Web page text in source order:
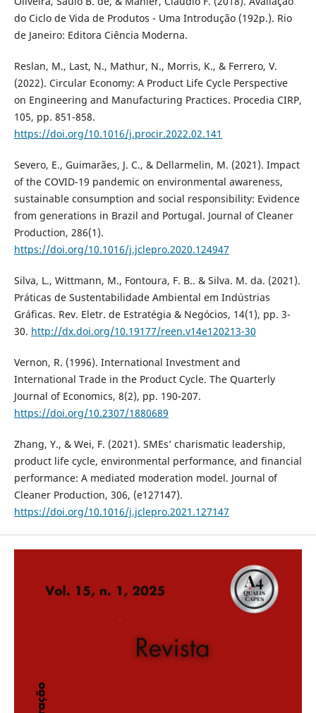
do Ciclo de Vida de Produtos - Uma Introdução (192p.). Rio
de Janeiro: Editora Ciência Moderna.
Reslan, M., Last, N., Mathur, N., Morris, K., & Ferrero, V.
(2022). Circular Economy: A Product Life Cycle Perspective
on Engineering and Manufacturing Practices. Procedia CIRP,
105, pp. 851-858.
https://doi.org/10.1016/j.procir.2022.02.141
Severo, E., Guimarães, J. C., & Dellarmelin, M. (2021). Impact
of the COVID-19 pandemic on environmental awareness,
sustainable consumption and social responsibility: Evidence
from generations in Brazil and Portugal. Journal of Cleaner
Production, 286(1).
https://doi.org/10.1016/j.jclepro.2020.124947
Silva, L., Wittmann, M., Fontoura, F. B.. & Silva. M. da. (2021).
Práticas de Sustentabilidade Ambiental em Indústrias
Gráficas. Rev. Eletr. de Estratégia & Negócios, 14(1), pp. 3-
30. http://dx.doi.org/10.19177/reen.v14e120213-30
Vernon, R. (1996). International Investment and
International Trade in the Product Cycle. The Quarterly
Journal of Economics, 8(2), pp. 190-207.
https://doi.org/10.2307/1880689
Zhang, Y., & Wei, F. (2021). SMEs’ charismatic leadership,
product life cycle, environmental performance, and financial
performance: A mediated moderation model. Journal of
Cleaner Production, 306, (e127147).
https://doi.org/10.1016/j.jclepro.2021.127147